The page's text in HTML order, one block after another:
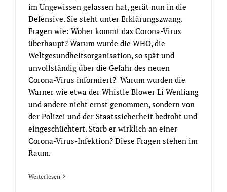
im Ungewissen gelassen hat, gerät nun in die
Defensive. Sie steht unter Erklärungszwang.
Fragen wie: Woher kommt das Corona-Virus
überhaupt? Warum wurde die WHO, die
Weltgesundheitsorganisation, so spät und
unvollständig über die Gefahr des neuen
Corona-Virus informiert? Warum wurden die
Warner wie etwa der Whistle Blower Li Wenliang
und andere nicht ernst genommen, sondern von
der Polizei und der Staatssicherheit bedroht und
eingeschüchtert. Starb er wirklich an einer
Corona-Virus-Infektion? Diese Fragen stehen im
Raum.
Weiterlesen